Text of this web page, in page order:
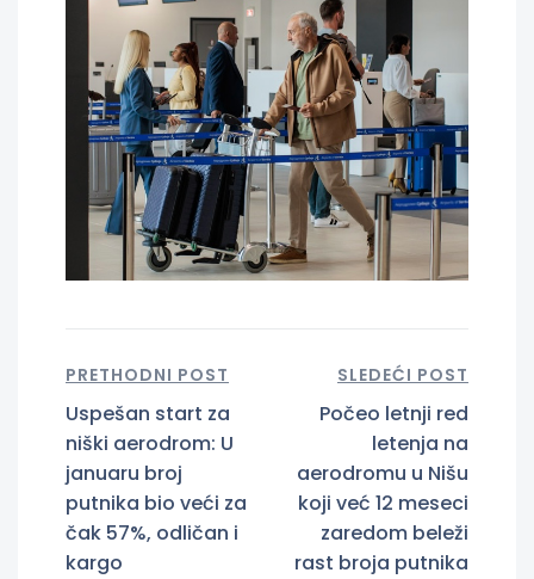
PRETHODNI POST
Uspešan start za
niški aerodrom: U
januaru broj
putnika bio veći za
čak 57%, odličan i
kargo
SLEDEĆI POST
Počeo letnji red
letenja na
aerodromu u Nišu
koji već 12 meseci
zaredom beleži
rast broja putnika